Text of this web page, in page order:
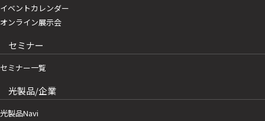
イベントカレンダー
オンライン展示会
セミナー
セミナー一覧
光製品/企業
光製品Navi